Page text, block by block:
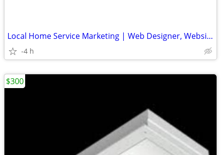
Local Home Service Marketing | Web Designer, Website, SEO, Ads, CRM
-4 h
$300